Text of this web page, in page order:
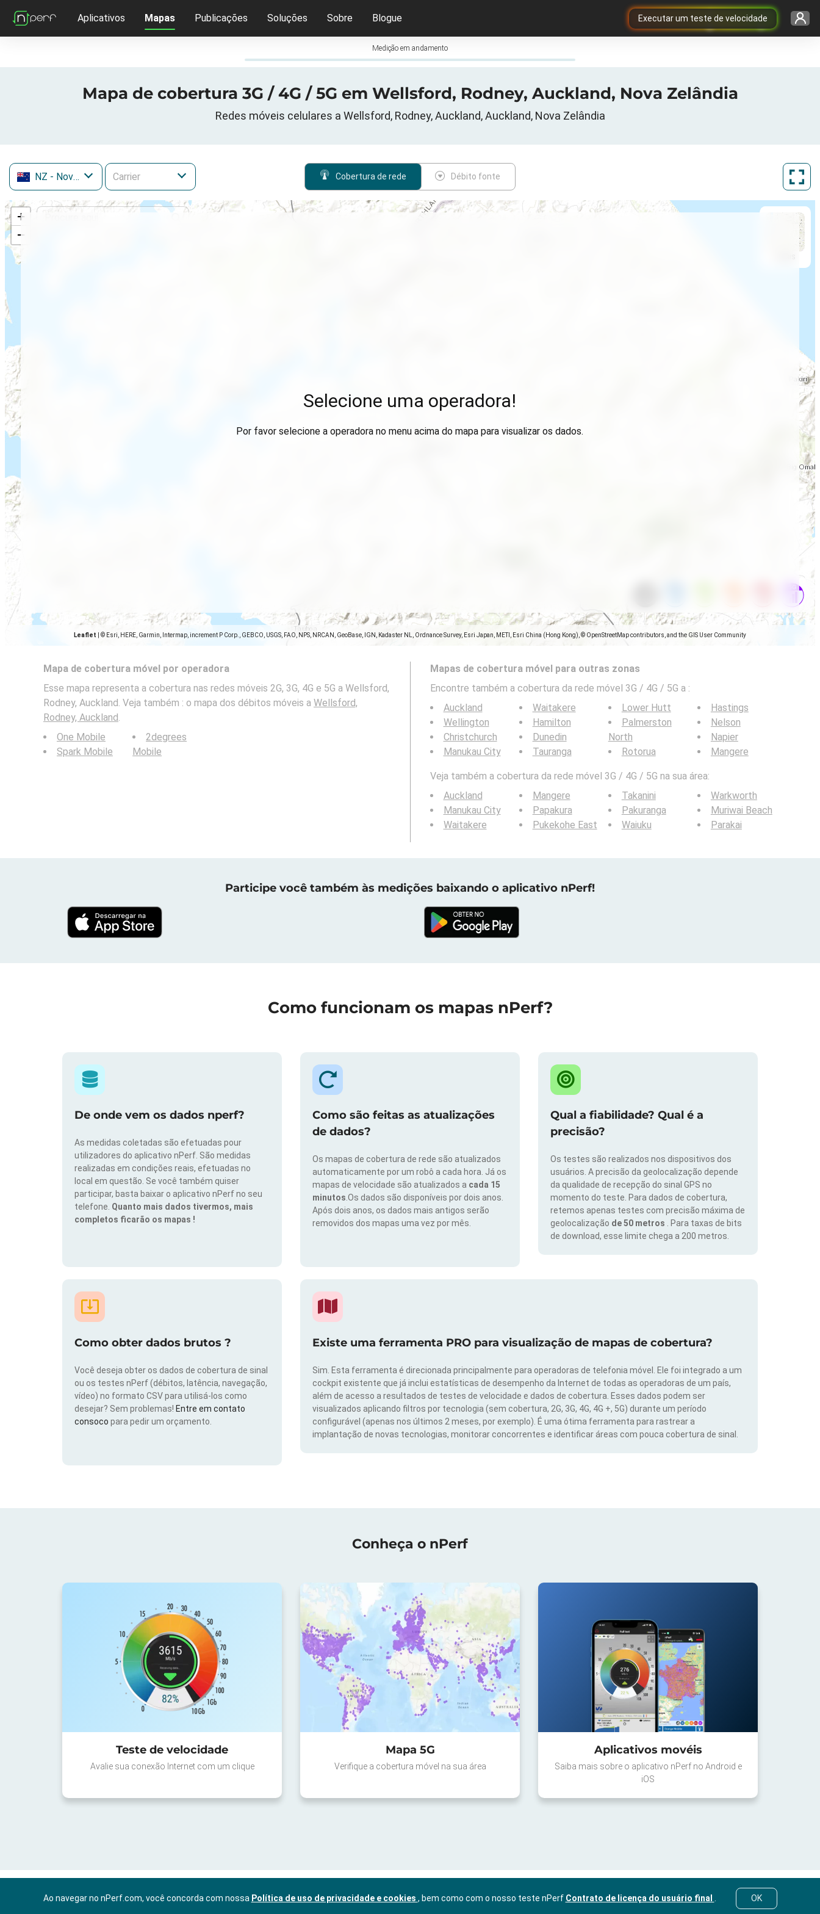
Executar um teste de velocidade
Aplicativos Mapas Publicações Soluções Sobre Blogue
Medição em andamento
Mapa de cobertura 3G / 4G / 5G em Wellsford, Rodney, Auckland, Nova Zelândia
Redes móveis celulares a Wellsford, Rodney, Auckland, Auckland, Nova Zelândia
NZ - Nova Zelândia Cobertura de rede Débito fonte
+
−
Leaflet © Esri, HERE, Garmin, Intermap, increment P Corp., GEBCO, USGS, FAO, NPS, NRCAN, GeoBase, IGN, Kadaster NL, Ordnance Survey, Esri Japan, METI, Esri China (Hong Kong), © OpenStreetMap contributors, and the GIS User Community
Selecione uma operadora!
Por favor selecione a operadora no menu acima do mapa para visualizar os dados.
Mapa de cobertura móvel por operadora
Esse mapa representa a cobertura nas redes móveis 2G, 3G, 4G e 5G a Wellsford,
Rodney, Auckland. Veja também : o mapa dos débitos móveis a Wellsford,
Rodney, Auckland.
One Mobile
Spark Mobile
2degrees
Mobile
Mapas de cobertura móvel para outras zonas
Encontre também a cobertura da rede móvel 3G / 4G / 5G a :
Auckland
Wellington
Christchurch
Manukau City
Waitakere
Hamilton
Dunedin
Tauranga
Lower Hutt
Palmerston
North
Rotorua
Hastings
Nelson
Napier
Mangere
Veja também a cobertura da rede móvel 3G / 4G / 5G na sua área:
Auckland
Manukau City
Waitakere
Mangere
Papakura
Pukekohe East
Takanini
Pakuranga
Waiuku
Warkworth
Muriwai Beach
Parakai
Participe você também às medições baixando o aplicativo nPerf!
Como funcionam os mapas nPerf?
De onde vem os dados nperf?
As medidas coletadas são efetuadas pour
utilizadores do aplicativo nPerf. São medidas
realizadas em condições reais, efetuadas no
local em questão. Se você também quiser
participar, basta baixar o aplicativo nPerf no seu
telefone. Quanto mais dados tivermos, mais
completos ficarão os mapas !
Como são feitas as atualizações
de dados?
Os mapas de cobertura de rede são atualizados
automaticamente por um robô a cada hora. Já os
mapas de velocidade são atualizados a cada 15
minutos .Os dados são disponíveis por dois anos.
Após dois anos, os dados mais antigos serão
removidos dos mapas uma vez por mês.
Qual a fiabilidade? Qual é a
precisão?
Os testes são realizados nos dispositivos dos
usuários. A precisão da geolocalização depende
da qualidade de recepção do sinal GPS no
momento do teste. Para dados de cobertura,
retemos apenas testes com precisão máxima de
geolocalização de 50 metros
. Para taxas de bits
de download, esse limite chega a 200 metros.
Como obter dados brutos ?
Você deseja obter os dados de cobertura de sinal
ou os testes nPerf (débitos, latência, navegação,
vídeo) no formato CSV para utilisá-los como
desejar? Sem problemas! Entre em contato
consoco para pedir um orçamento.
Existe uma ferramenta PRO para visualização de mapas de cobertura?
Sim. Esta ferramenta é direcionada principalmente para operadoras de telefonia móvel. Ele foi integrado a um
cockpit existente que já inclui estatísticas de desempenho da Internet de todas as operadoras de um país,
além de acesso a resultados de testes de velocidade e dados de cobertura. Esses dados podem ser
visualizados aplicando filtros por tecnologia (sem cobertura, 2G, 3G, 4G, 4G +, 5G) durante um período
configurável (apenas nos últimos 2 meses, por exemplo). É uma ótima ferramenta para rastrear a
implantação de novas tecnologias, monitorar concorrentes e identificar áreas com pouca cobertura de sinal.
Conheça o nPerf
Teste de velocidade
Avalie sua conexão Internet com um clique
Mapa 5G
Verifique a cobertura móvel na sua área
Aplicativos movéis
Saiba mais sobre o aplicativo nPerf no Android e
iOS
Ao navegar no nPerf.com, você concorda com nossa Política de uso de privacidade e cookies , bem como com o nosso teste nPerf Contrato de licença do usuário final OK